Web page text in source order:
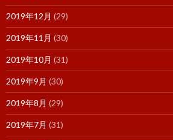
2019年12月 (29)
2019年11月 (30)
2019年10月 (31)
2019年9月 (30)
2019年8月 (29)
2019年7月 (31)